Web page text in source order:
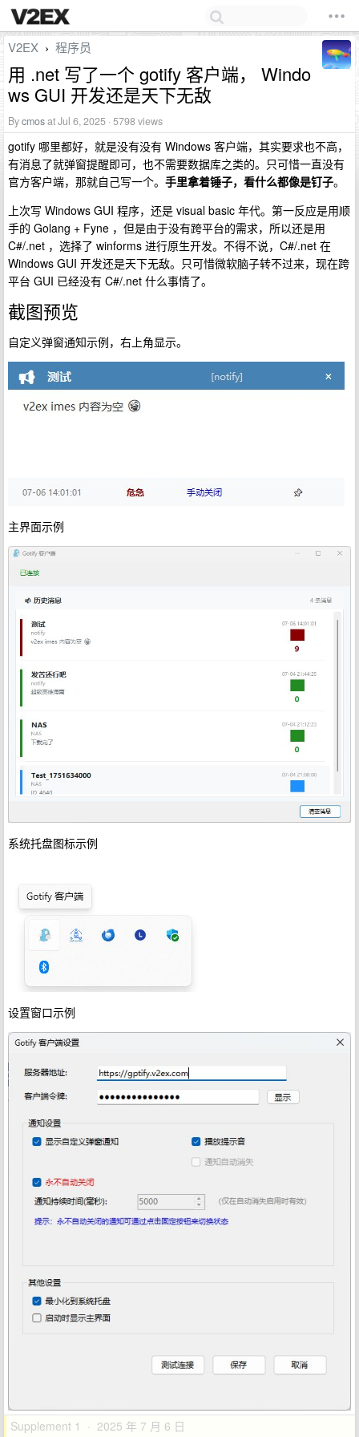
V2EX › 程序员
用 .net 写了一个 gotify 客户端， Windo
ws GUI 开发还是天下无敌
Bycmosat Jul 6, 2025 · 5798 views
gotify 哪里都好，就是没有没有 Windows 客户端，其实要求也不高，
有消息了就弹窗提醒即可，也不需要数据库之类的。只可惜一直没有
官方客户端，那就自己写一个。 手里拿着锤子，看什么都像是钉子。
上次写 Windows GUI 程序，还是 visual basic 年代。第一反应是用顺
手的 Golang + Fyne ，但是由于没有跨平台的需求，所以还是用
C#/.net ，选择了 winforms 进行原生开发。不得不说，C#/.net 在
Windows GUI 开发还是天下无敌。只可惜微软脑子转不过来，现在跨
平台 GUI 已经没有 C#/.net 什么事情了。
截图预览
自定义弹窗通知示例，右上角显示。
主界面示例
系统托盘图标示例
设置窗口示例
Supplement 1 · 2025 年 7 月 6 日